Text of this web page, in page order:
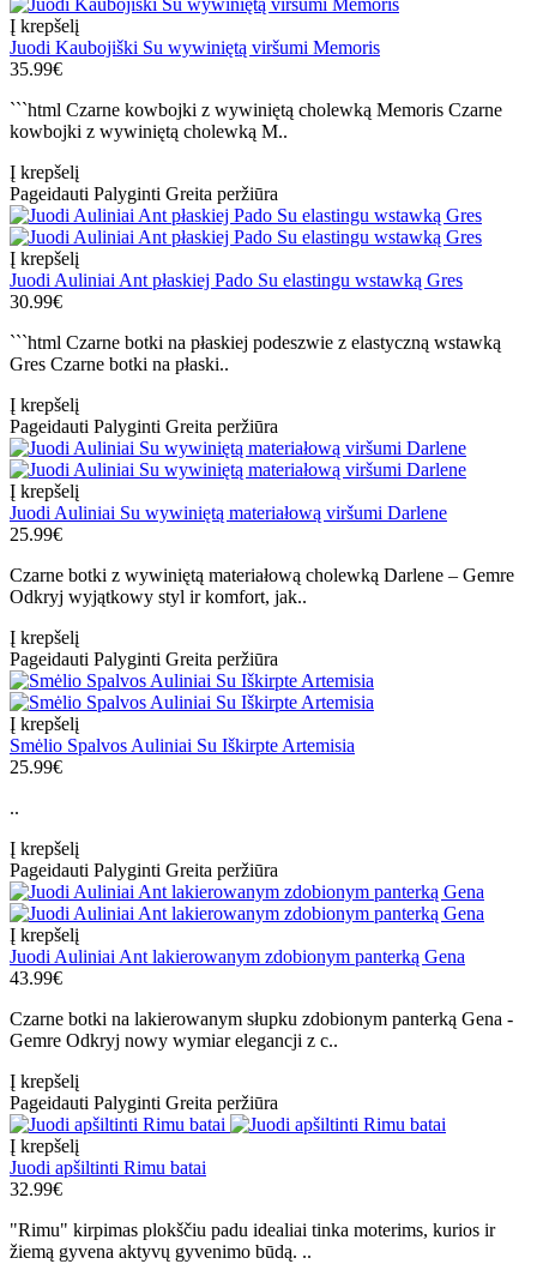
Į krepšelį
Juodi Kaubojiški Su wywiniętą viršumi Memoris
35.99€
```html Czarne kowbojki z wywiniętą cholewką Memoris Czarne
kowbojki z wywiniętą cholewką M..
Į krepšelį
Pageidauti Palyginti Greita peržiūra
Į krepšelį
Juodi Auliniai Ant płaskiej Pado Su elastingu wstawką Gres
30.99€
```html Czarne botki na płaskiej podeszwie z elastyczną wstawką
Gres Czarne botki na płaski..
Į krepšelį
Pageidauti Palyginti Greita peržiūra
Į krepšelį
Juodi Auliniai Su wywiniętą materiałową viršumi Darlene
25.99€
Czarne botki z wywiniętą materiałową cholewką Darlene – Gemre
Odkryj wyjątkowy styl ir komfort, jak..
Į krepšelį
Pageidauti Palyginti Greita peržiūra
Į krepšelį
Smėlio Spalvos Auliniai Su Iškirpte Artemisia
25.99€
..
Į krepšelį
Pageidauti Palyginti Greita peržiūra
Į krepšelį
Juodi Auliniai Ant lakierowanym zdobionym panterką Gena
43.99€
Czarne botki na lakierowanym słupku zdobionym panterką Gena -
Gemre Odkryj nowy wymiar elegancji z c..
Į krepšelį
Pageidauti Palyginti Greita peržiūra
Į krepšelį
Juodi apšiltinti Rimu batai
32.99€
"Rimu" kirpimas plokščiu padu idealiai tinka moterims, kurios ir
žiemą gyvena aktyvų gyvenimo būdą. ..